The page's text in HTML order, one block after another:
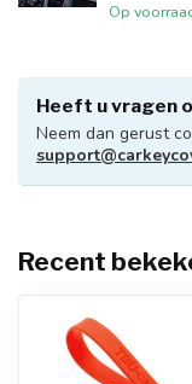
Op
Heeft u vragen
Neem dan gerust
Recent